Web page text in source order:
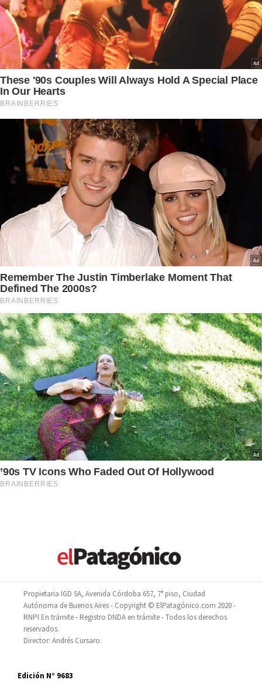
Propietaria IGD SA, Avenida Córdoba 657, 7° piso, Ciudad
Autónoma de Buenos Aires - Copyright © ElPatagónico.com 2020 -
RNPI En trámite - Registro DNDA en trámite - Todos los derechos
reservados.
Director: Andrés Cursaro.
Edición N° 9683